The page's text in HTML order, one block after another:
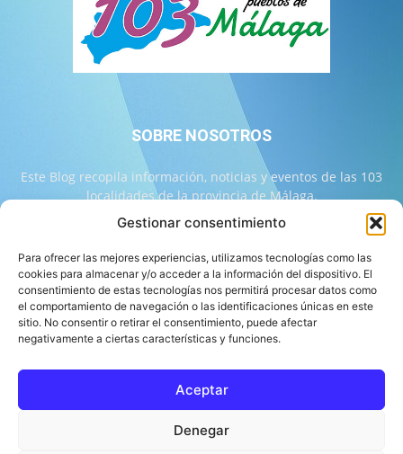
Gestionar consentimiento
Para ofrecer las mejores experiencias, utilizamos tecnologías como las
cookies para almacenar y/o acceder a la información del dispositivo. El
consentimiento de estas tecnologías nos permitirá procesar datos como
el comportamiento de navegación o las identificaciones únicas en este
sitio. No consentir o retirar el consentimiento, puede afectar
negativamente a ciertas características y funciones.
Aceptar
Denegar
SOBRE NOSOTROS
Este Blog recopila información, noticias y eventos de las 103
localidades de la provincia de Málaga.
Contáctanos:info@103malaga.com
SÍGUENOS
Equipo de 103 Málaga
Aviso Legal